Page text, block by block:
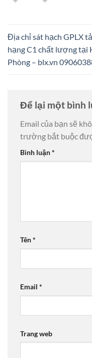
Địa chỉ sát hạch GPLX
hạng C1 chất lượng tại
Phòng – blx.vn
Để lại một bình
Email của bạn sẽ
trường bắt buộc
Bình luận*
Tên*
Email *
Trang web